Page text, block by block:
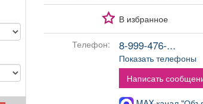
В избранное
Телефон: 8-999-476-...
Показать телефоны
Написать